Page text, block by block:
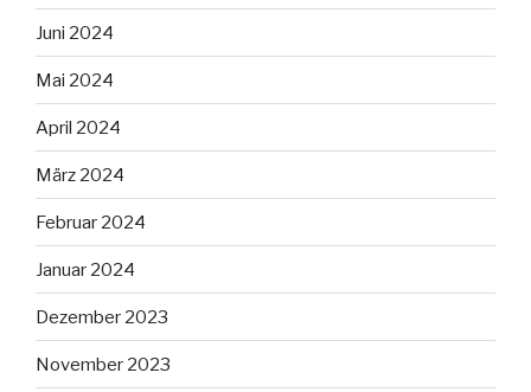
Juni 2024
Mai 2024
April 2024
März 2024
Februar 2024
Januar 2024
Dezember 2023
November 2023